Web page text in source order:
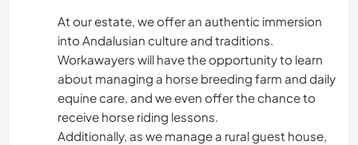
GÄRTNERN
KOCHEN & BACKEN
TISCHLERARBEITEN
​At our estate, we offer an authentic immersion
into Andalusian culture and traditions.
Workawayers will have the opportunity to learn
about managing a horse breeding farm and daily
equine care, and we even offer the chance to
receive horse riding lessons.
​Additionally, as we manage a rural guest house,